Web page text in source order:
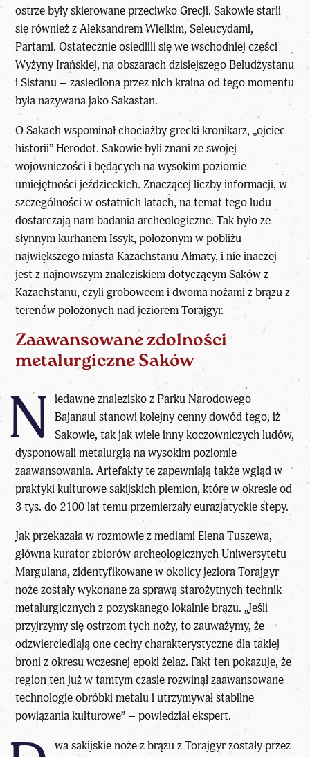
ostrze były skierowane przeciwko Grecji. Sakowie starli
się również z Aleksandrem Wielkim, Seleucydami,
Partami. Ostatecznie osiedlili się we wschodniej części
Wyżyny Irańskiej, na obszarach dzisiejszego Beludżystanu
i Sistanu – zasiedlona przez nich kraina od tego momentu
była nazywana jako Sakastan.
O Sakach wspominał chociażby grecki kronikarz, „ojciec
historii” Herodot. Sakowie byli znani ze swojej
wojowniczości i będących nawysokim poziomie
umiejętności jeździeckich. Znaczącej liczby informacji, w
szczególności w ostatnich latach, na temat tego ludu
dostarczają nam badania archeologiczne. Tak było ze
słynnym kurhanem Issyk, położonym w pobliżu
największego miasta Kazachstanu Ałmaty, i nie inaczej
jest z najnowszym znaleziskiem dotyczącym Saków z
Kazachstanu, czyli grobowcem i dwoma nożami z brązu z
terenów położonych nad jeziorem Torajgyr.
Zaawansowane zdolności
metalurgiczne Saków
N iedawne znalezisko z Parku Narodowego
Bajanaul stanowi kolejny cenny dowód tego, iż
Sakowie, tak jak wiele inny koczowniczych ludów,
dysponowali metalurgią na wysokim poziomie
zaawansowania. Artefakty te zapewniają także wgląd w
praktyki kulturowe sakijskich plemion, które w okresie od
3 tys. do 2100 lat temu przemierzały eurazjatyckie stepy.
Jak przekazała w rozmowie z mediami Elena Tuszewa,
główna kurator zbiorów archeologicznych Uniwersytetu
Margulana, zidentyfikowane w okolicy jeziora Torajgyr
noże zostały wykonane za sprawą starożytnych technik
metalurgicznych z pozyskanego lokalnie brązu. „Jeśli
przyjrzymy się ostrzom tych noży, to zauważymy, że
odzwierciedlają one cechy charakterystyczne dla takiej
broni z okresu wczesnej epoki żelaz. Fakt ten pokazuje, że
region ten już w tamtym czasie rozwinął zaawansowane
technologie obróbki metalu i utrzymywał stabilne
powiązania kulturowe” – powiedział ekspert.
wa sakijskienoże z brązuz Torajgyr zostały przez